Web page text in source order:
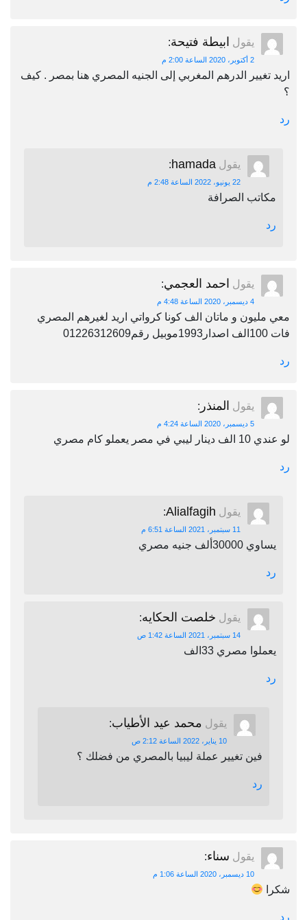
يقول ابيطة فتيحة:
2 أكتوبر، 2020 الساعة 2:00 م
اريد تغيير الدرهم المغربي إلى الجنيه المصري هنا بمصر . كيف
؟
رد
يقول hamada
:
22 يونيو، 2022 الساعة 2:48 م
مكاتب الصرافة
رد
يقول احمد العجمي:
4 ديسمبر، 2020 الساعة 4:48 م
معي مليون و ماتان الف كونا كرواتي اريد لغيرهم المصري
فات 100الف اصدار1993موبيل رقم01226312609
رد
يقول المنذر :
5 ديسمبر، 2020 الساعة 4:24 م
لو عندي 10 الف دينار ليبي في مصر يعملو كام مصري
رد
يقول Alialfagih
:
11 سبتمبر، 2021 الساعة 6:51 م
يساوي 30000ألف جنيه مصري
رد
يقول خلصت الحكايه:
14 سبتمبر، 2021 الساعة 1:42 ص
يعملوا مصري 33الف
رد
يقول محمد عيد الأطياب:
10 يناير، 2022 الساعة 2:12 ص
فين تغيير عملة ليبيا بالمصري من فضلك ؟
رد
يقول سناء:
10 ديسمبر، 2020 الساعة 1:06 م
شكرا
رد